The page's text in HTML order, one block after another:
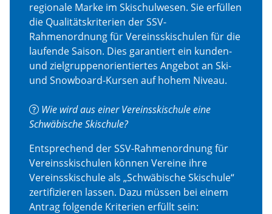
regionale Marke im Skischulwesen. Sie erfüllen
die Qualitätskriterien der SSV-
Rahmenordnung für Vereinsskischulen für die
laufende Saison. Dies garantiert ein kunden-
und zielgruppenorientiertes Angebot an Ski-
und Snowboard-Kursen auf hohem Niveau.
Wie wird aus einer Vereinsskischule eine
Schwäbische Skischule?
Entsprechend der SSV-Rahmenordnung für
Vereinsskischulen können Vereine ihre
Vereinsskischule als „Schwäbische Skischule“
zertifizieren lassen. Dazu müssen bei einem
Antrag folgende Kriterien erfüllt sein: